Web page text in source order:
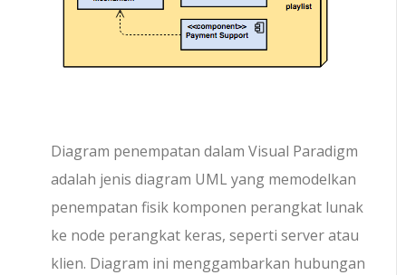
Diagram penempatan dalam Visual Paradigm
adalah jenis diagram UML yang memodelkan
penempatan fisik komponen perangkat lunak
ke node perangkat keras, seperti server atau
klien. Diagram ini menggambarkan hubungan